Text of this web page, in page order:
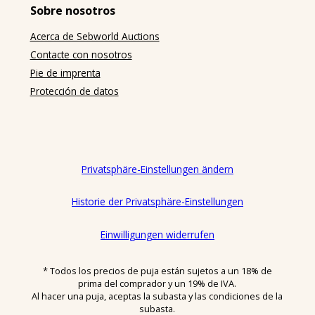
Zwecken abschließt, die überwiegend weder ihrer
Tätigkeit zugerechnet werden können. Unternehmer
ist eine natürliche oder juristische Person oder eine
rechtsfähige Personengesellschaft, die bei Abschluss
eines Rechtsgeschäfts in Ausübung ihrer
gewerblichen oder selbständigen beruflichen
insbesondere Design-Klassiker (nachfolgend
sebworld entweder im eigenen Namen und auf
eigenen Namen für Rechnung des Eigentümers
Rechnung des Eigentümers.
(4) Rangfolge: Diese AGB gelten ausschließlich.
Abweichende, entgegenstehende oder ergänzende
Sobre nosotros
Acerca de Sebworld Auctions
Contacte con nosotros
Pie de imprenta
Protección de datos
Privatsphäre-Einstellungen ändern
Historie der Privatsphäre-Einstellungen
Einwilligungen widerrufen
* Todos los precios de puja están sujetos a un 18% de
prima del comprador y un 19% de IVA.
Al hacer una puja, aceptas la subasta y las condiciones de la
subasta.